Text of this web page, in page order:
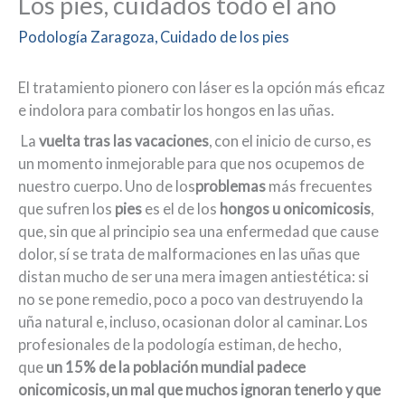
Podología Zaragoza Cuidado de los pies
El tratamiento pionero con láser es la opción más eficaz
e indolora para combatir los hongos en las uñas.
La vuelta tras las vacaciones , con el inicio de curso, es
un momento inmejorable para que nos ocupemos de
nuestro cuerpo. Uno de losproblemas más frecuentes
que sufren los pies es el de los hongos u onicomicosis
que, sin que al principio sea una enfermedad que cause
dolor, sí se trata de malformaciones en las uñas que
distan mucho de ser una mera imagen antiestética: si
no se pone remedio, poco a poco van destruyendo la
uña natural e, incluso, ocasionan dolor al caminar. Los
profesionales de la podología estiman, de hecho,
que un 15% de la población mundial padece
onicomicosis, un mal que muchos ignoran tenerlo y que